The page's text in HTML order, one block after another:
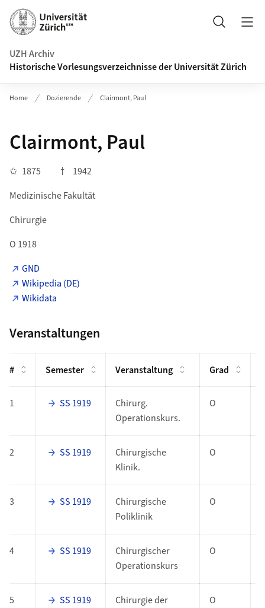
Navigation auf uzh.ch
Suche
UZH Archiv
Historische Vorlesungsverzeichnisse der Universität Zürich
Home Dozierende Clairmont, Paul
Clairmont, Paul
✩ 1875 †
1942
Medizinische Fakultät
Chirurgie
O 1918
GND
Wikipedia (DE)
Wikidata
Veranstaltungen
# Semester Veranstaltung Grad
1 SS 1919
Chirurg.
Operationskurs.
O
2 SS 1919
Chirurgische
Klinik.
O
3 SS 1919
Chirurgische
Poliklinik
O
4 SS 1919
Chirurgischer
Operationskurs
O
5 SS 1919
Chirurgie der
O